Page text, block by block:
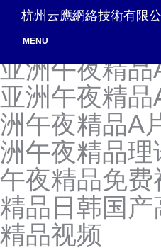
亚洲午夜高
成人Av电影-
亚洲午夜精品
亚洲午夜精品
洲午夜精品A
洲午夜精品理
午夜精品免
精品日韩国
精品视频
杭州云應網絡技術有限公
MENU